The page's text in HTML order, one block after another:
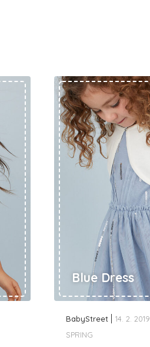
BabyStreet 14. 2. 2019
Blue Dress
SPRING